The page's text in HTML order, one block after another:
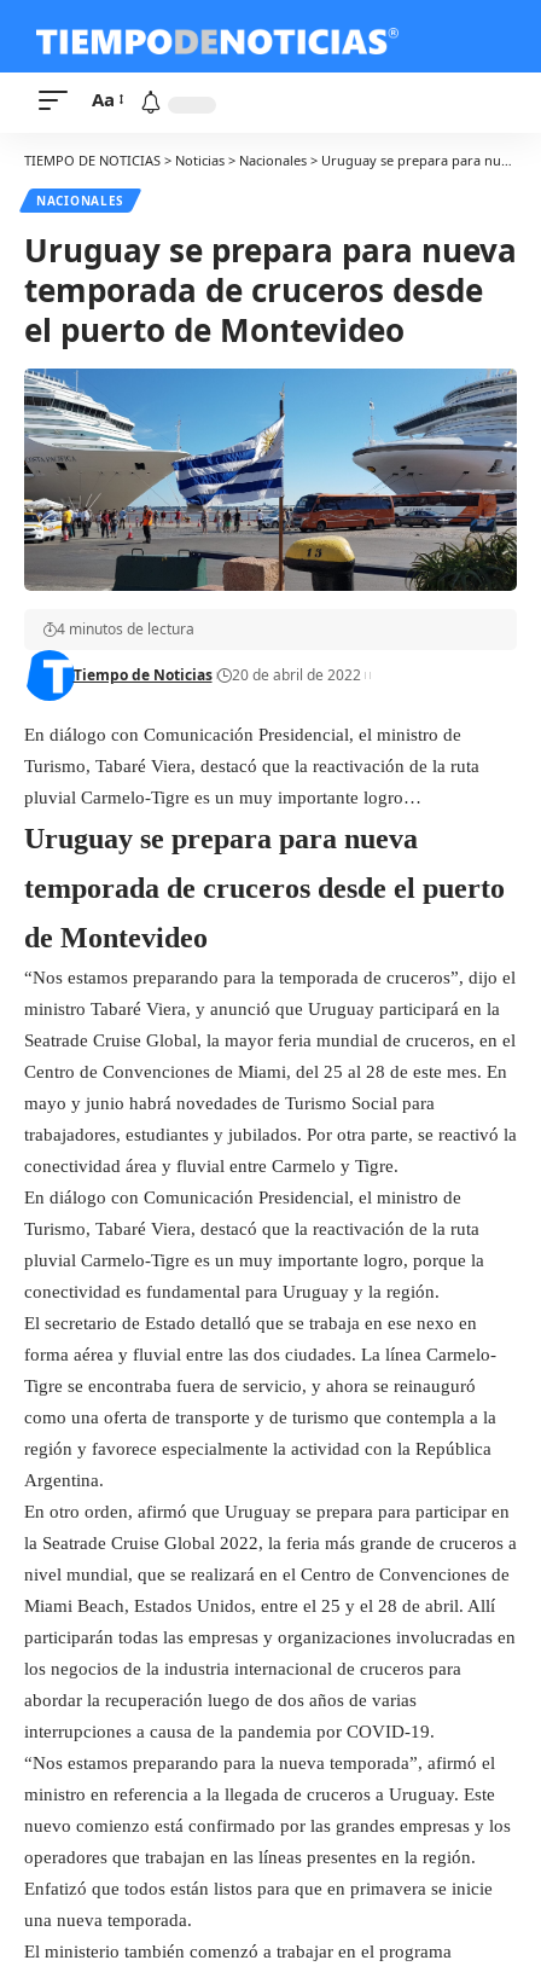
Aa
TIEMPO DE NOTICIAS > Noticias > Nacionales > Uruguay se prepara para nueva temporada de cruceros desde el puerto de Montevideo
NACIONALES
Uruguay se prepara para nueva
temporada de cruceros desde
el puerto de Montevideo
Tiempo de Noticias 20 de abril de 2022
4 minutos de lectura
En diálogo con Comunicación Presidencial, el ministro de
Turismo, Tabaré Viera, destacó que la reactivación de la ruta
pluvial Carmelo-Tigre es un muy importante logro…
Uruguay se prepara para nueva
temporada de cruceros desde el puerto
de Montevideo
“Nos estamos preparando para la temporada de cruceros”, dijo el
ministro Tabaré Viera, y anunció que Uruguay participará en la
Seatrade Cruise Global, la mayor feria mundial de cruceros, en el
Centro de Convenciones de Miami, del 25 al 28 de este mes. En
mayo y junio habrá novedades de Turismo Social para
trabajadores, estudiantes y jubilados. Por otra parte, se reactivó la
conectividad área y fluvial entre Carmelo y Tigre.
En diálogo con Comunicación Presidencial, el ministro de
Turismo, Tabaré Viera, destacó que la reactivación de la ruta
pluvial Carmelo-Tigre es un muy importante logro, porque la
conectividad es fundamental para Uruguay y la región.
El secretario de Estado detalló que se trabaja en ese nexo en
forma aérea y fluvial entre las dos ciudades. La línea Carmelo-
Tigre se encontraba fuera de servicio, y ahora se reinauguró
como una oferta de transporte y de turismo que contempla a la
región y favorece especialmente la actividad con la República
Argentina.
En otro orden, afirmó que Uruguay se prepara para participar en
la Seatrade Cruise Global 2022, la feria más grande de cruceros a
nivel mundial, que se realizará en el Centro de Convenciones de
Miami Beach, Estados Unidos, entre el 25 y el 28 de abril. Allí
participarán todas las empresas y organizaciones involucradas en
los negocios de la industria internacional de cruceros para
abordar la recuperación luego de dos años de varias
interrupciones a causa de la pandemia por COVID-19.
“Nos estamos preparando para la nueva temporada”, afirmó el
ministro en referencia a la llegada de cruceros a Uruguay. Este
nuevo comienzo está confirmado por las grandes empresas y los
operadores que trabajan en las líneas presentes en la región.
Enfatizó que todos están listos para que en primavera se inicie
una nueva temporada.
El ministerio también comenzó a trabajar en el programa